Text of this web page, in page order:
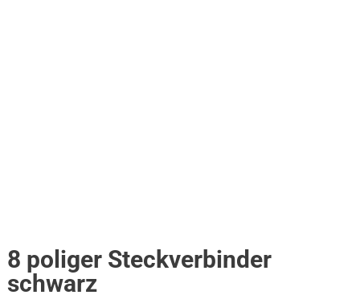
8 poliger Steckverbinder
schwarz